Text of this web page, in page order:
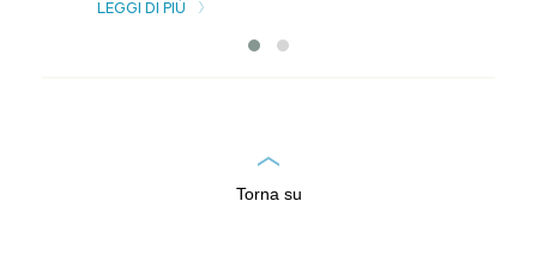
LEGGI DI PIÙ
Torna su